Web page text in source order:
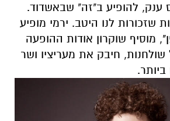
ענק, להופיע ב"זה" שבאשדוד.
שזכורות לנו היטב. ירמי מופיע
מוסיף שוקרון אודות ההופעה
חיבק את מעריציו ושר